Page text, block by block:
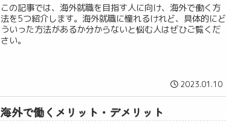
この記事では、海外就職を目指す人に向け、海外で働く方
法を5つ紹介します。海外就職に憧れるけれど、具体的にど
ういった方法があるか分からないと悩む人はぜひご覧くだ
さい。
2023.01.10
海外で働くメリット・デメリット